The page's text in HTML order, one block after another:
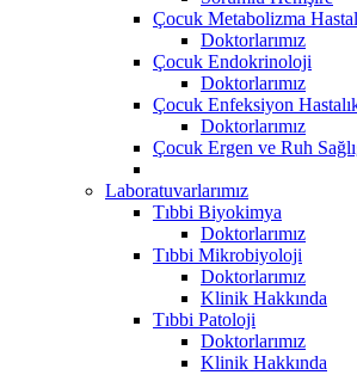
Çocuk Metabolizma
Doktorlarımız
Çocuk Endokrinoloji
Doktorlarımız
Çocuk Enfeksiyon
Doktorlarımız
Çocuk Ergen ve Ruh
Laboratuvarlarımız
Tıbbi Biyokimya
Doktorlarımız
Tıbbi Mikrobiyoloji
Doktorlarımız
Klinik Hakkında
Tıbbi Patoloji
Doktorlarımız
Klinik Hakkında